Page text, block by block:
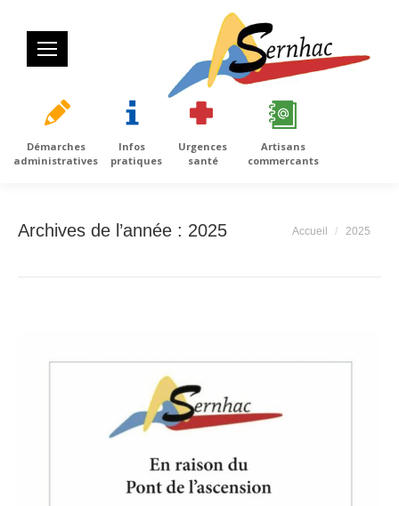
Démarches
administratives
Infos
pratiques
Urgences
santé
Artisans
commercants
Archives de l’année : 2025 Vous êtes ici :
Accueil 2025